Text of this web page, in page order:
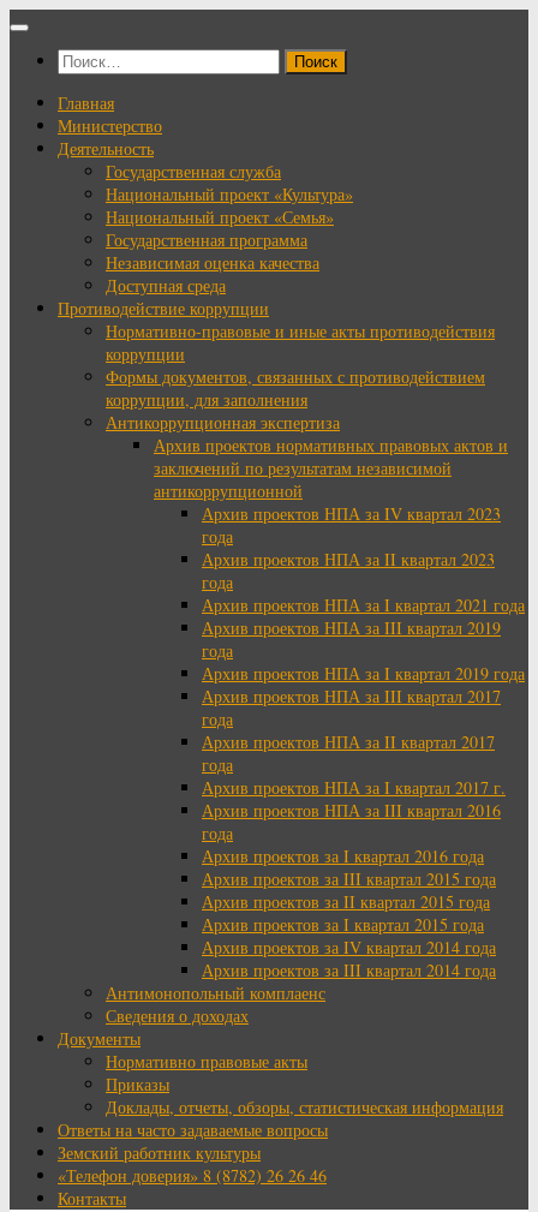
Перейти
содержимому
Найти:
Главная
Министерство
Деятельность
Государственная служба
Национальный проект «Культура»
Национальный проект «Семья»
Государственная программа
Независимая оценка качества
Доступная среда
Противодействие коррупции
Нормативно-правовые и иные акты противодействия
коррупции
Формы документов, связанных с противодействием
коррупции, для заполнения
Антикоррупционная экспертиза
Архив проектов нормативных правовых актов и
заключений по результатам независимой
антикоррупционной
Архив проектов НПА за IV квартал 2023
года
Архив проектов НПА за II квартал 2023
года
Архив проектов НПА за I квартал 2021 года
Архив проектов НПА за III квартал 2019
года
Архив проектов НПА за I квартал 2019 года
Архив проектов НПА за III квартал 2017
года
Архив проектов НПА за II квартал 2017
года
Архив проектов НПА за I квартал 2017 г.
Архив проектов НПА за III квартал 2016
года
Архив проектов за I квартал 2016 года
Архив проектов за III квартал 2015 года
Архив проектов за II квартал 2015 года
Архив проектов за I квартал 2015 года
Архив проектов за IV квартал 2014 года
Архив проектов за III квартал 2014 года
Антимонопольный комплаенс
Сведения о доходах
Документы
Нормативно правовые акты
Приказы
Доклады, отчеты, обзоры, статистическая информация
Ответы на часто задаваемые вопросы
Земский работник культуры
«Телефон доверия» 8 (8782) 26 26 46
Контакты